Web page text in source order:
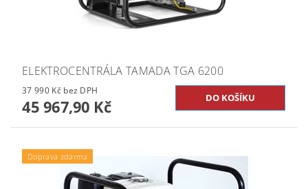
ELEKTROCENTRÁLA TAMADA TGA 6200
37 990 Kč bez DPH
45 967,90 Kč
Doprava zdarma